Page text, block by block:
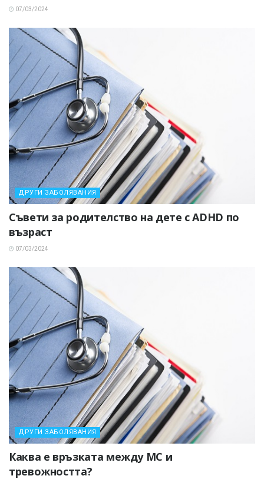
07/03/2024
ДРУГИ ЗАБОЛЯВАНИЯ
Съвети за родителство на дете с ADHD по
възраст
07/03/2024
ДРУГИ ЗАБОЛЯВАНИЯ
Каква е връзката между МС и
тревожността?